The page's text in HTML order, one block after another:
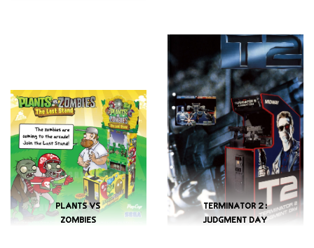
PLANTS VS
ZOMBIES
TERMINATOR 2:
JUDGMENT DAY